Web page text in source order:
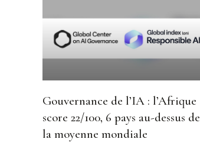
Gouvernance de l’IA : l’Afrique
score 22/100, 6 pays au-dessus de
la moyenne mondiale